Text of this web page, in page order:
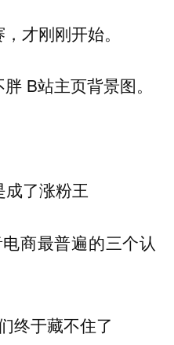
才刚刚开始。
B站主页背景图。
成了涨粉王
商最普遍的三个认
终于藏不住了